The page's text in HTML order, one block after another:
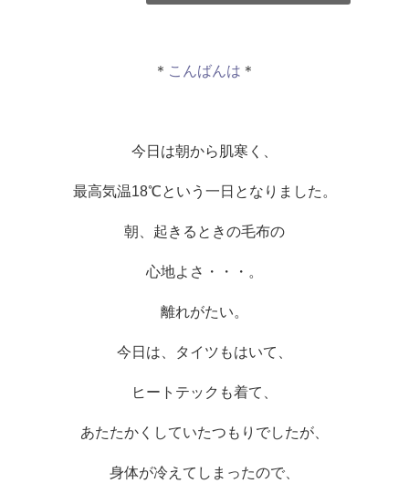
＊ こんばんは ＊
今日は朝から肌寒く、
最高気温18℃という一日となりました。
朝、起きるときの毛布の
心地よさ・・・。
離れがたい。
今日は、タイツもはいて、
ヒートテックも着て、
あたたかくしていたつもりでしたが、
身体が冷えてしまったので、